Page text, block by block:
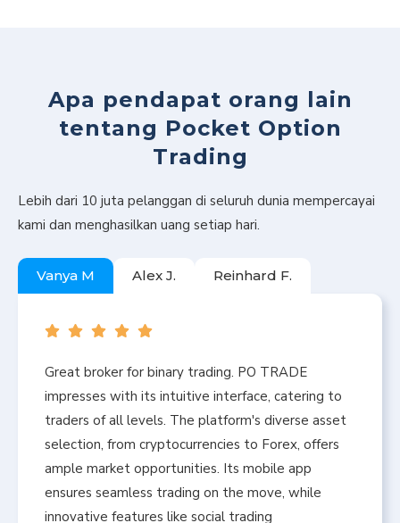
Apa pendapat orang lain
tentang Pocket Option
Trading
Lebih dari 10 juta pelanggan di seluruh dunia mempercayai
kami dan menghasilkan uang setiap hari.
Vanya M Alex J. Reinhard F.
Great broker for binary trading. PO TRADE
impresses with its intuitive interface, catering to
traders of all levels. The platform's diverse asset
selection, from cryptocurrencies to Forex, offers
ample market opportunities. Its mobile app
ensures seamless trading on the move, while
innovative features like social trading